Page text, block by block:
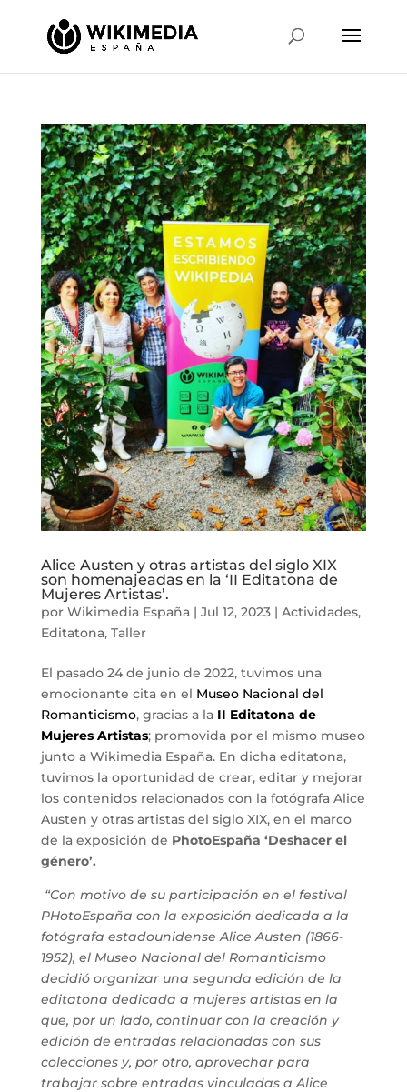
Alice Austen y otras artistas del siglo XIX
son homenajeadas en la ‘II Editatona de
Mujeres Artistas’.
por Wikimedia España| Jul 12, 2023| Actividades,
Editatona, Taller
El pasado 24 de junio de 2022, tuvimos una
emocionante cita en el Museo Nacional del
Romanticismo, gracias a la II Editatona de
Mujeres Artistas; promovida por el mismo museo
junto a Wikimedia España. En dicha editatona,
tuvimos la oportunidad de crear, editar y mejorar
los contenidos relacionados con la fotógrafa Alice
Austen y otras artistas del siglo XIX, en el marco
de la exposición de PhotoEspaña ‘Deshacer el
género’.
“Con motivo de su participación en el festival
PHotoEspaña con la exposición dedicada a la
fotógrafa estadounidense Alice Austen (1866-
1952), el Museo Nacional del Romanticismo
decidió organizar una segunda edición de la
editatona dedicada a mujeres artistas en la
que, por un lado, continuar con la creación y
edición de entradas relacionadas con sus
colecciones y, por otro, aprovechar para
trabajar sobre entradas vinculadas a Alice